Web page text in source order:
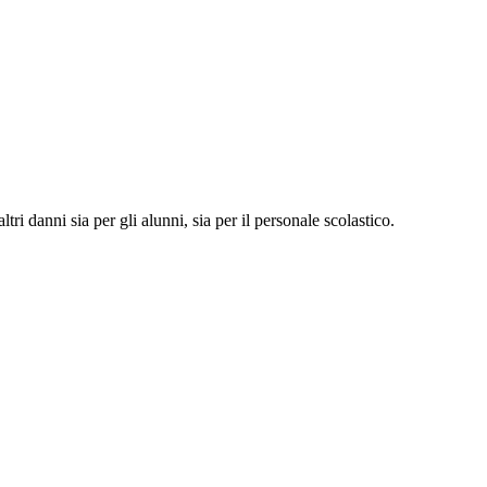
danni sia per gli alunni, sia per il personale scolastico.